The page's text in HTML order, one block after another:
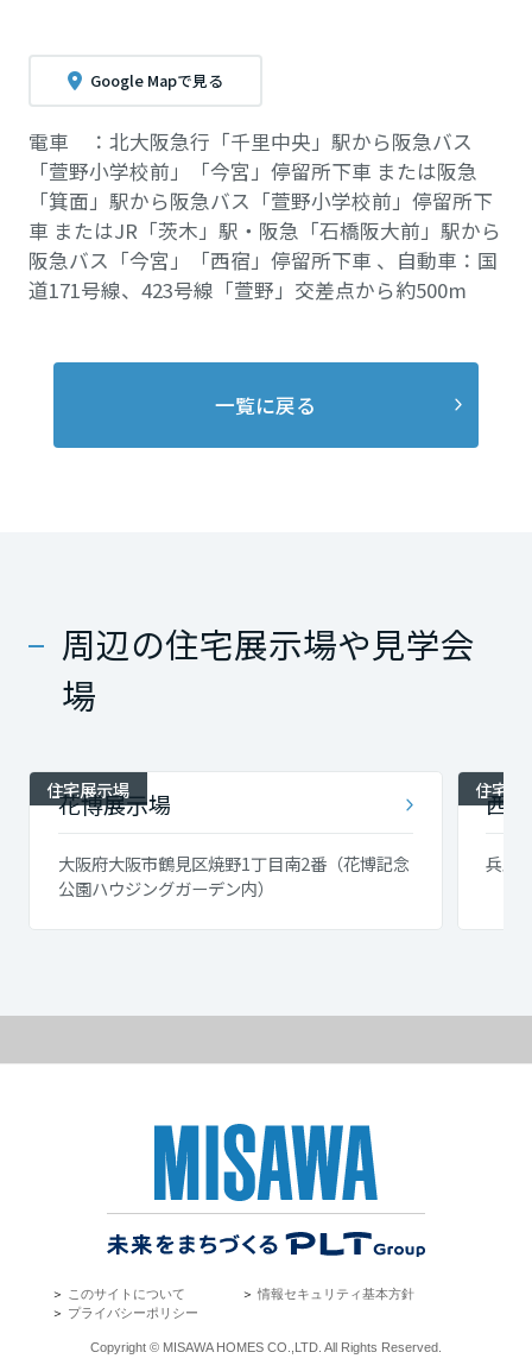
Google Mapで見る
電車 ：北大阪急行「千里中央」駅から阪急バス
「萱野小学校前」「今宮」停留所下車 または阪急
「箕面」駅から阪急バス「萱野小学校前」停留所下
車 またはJR「茨木」駅・阪急「石橋阪大前」駅から
阪急バス「今宮」「西宿」停留所下車 、自動車：国
道171号線、423号線「萱野」交差点から約500m
一覧に戻る
周辺の住宅展示場や見学会
場
住宅展示場
花博展示場
大阪府大阪市鶴見区焼野1丁目南2番（花博記念
公園ハウジングガーデン内）
住宅展
西
兵庫
＞ このサイトについて ＞情報セキュリティ基本方針
＞ プライバシーポリシー
Copyright © MISAWA HOMES CO.,LTD. All Rights Reserved.